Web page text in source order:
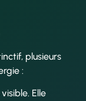
plusieurs
:
Elle